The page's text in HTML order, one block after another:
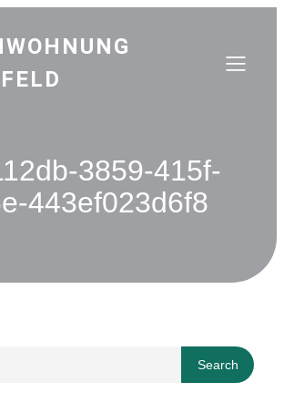
3859-415f-
443ef023d6f8
Search